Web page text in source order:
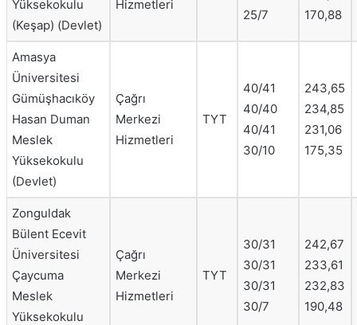
Yüksekokulu
(Keşap) (Devlet)
Hizmetleri
25/7
170,88
Amasya
Üniversitesi
Gümüşhacıköy
Hasan Duman
Meslek
Yüksekokulu
(Devlet)
Çağrı
Merkezi
Hizmetleri
TYT
40/41
40/40
40/41
30/10
243,65
234,85
231,06
175,35
Zonguldak
Bülent Ecevit
Üniversitesi
Çaycuma
Meslek
Yüksekokulu
Çağrı
Merkezi
Hizmetleri
TYT
30/31
30/31
30/31
30/7
242,67
233,61
232,83
190,48